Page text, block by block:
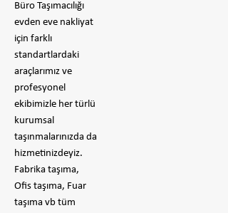
Büro Taşımacılığı
evden eve nakliyat
için farklı
standartlardaki
araçlarımız ve
profesyonel
ekibimizle her türlü
kurumsal
taşınmalarınızda da
hizmetinizdeyiz.
Fabrika taşıma,
Ofis taşıma, Fuar
taşıma vb tüm